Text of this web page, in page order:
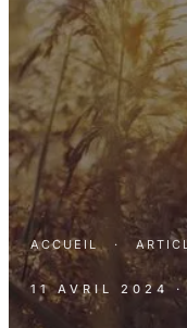
ACCUEIL ·
11 AVRIL 2024